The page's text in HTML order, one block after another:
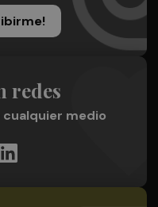
redes
cualquier medio